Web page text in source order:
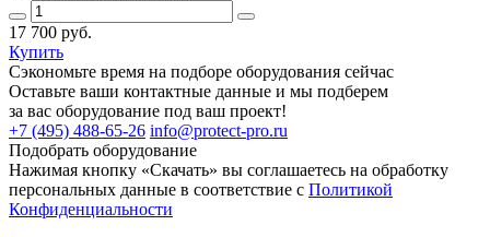
17 700 руб.
Купить
Сэкономьте время на подборе оборудования сейчас
Оставьте ваши контактные данные и мы подберем
за вас оборудование под ваш проект!
+7 (495) 488-65-26 info@protect-pro.ru
Подобрать оборудование
Нажимая кнопку «Скачать» вы соглашаетесь на обработку
персональных данные в соответствие с Политикой
Конфиденциальности